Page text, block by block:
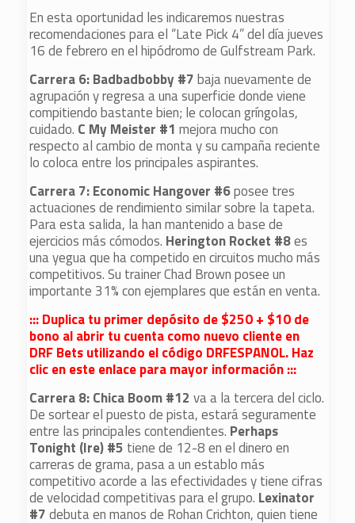
En esta oportunidad les indicaremos nuestras
recomendaciones para el “Late Pick 4” del día jueves
16 de febrero en el hipódromo de Gulfstream Park.
Carrera 6: Badbadbobby #7baja nuevamente de
agrupación y regresa a una superficie donde viene
compitiendo bastante bien; le colocan gríngolas,
cuidado. C My Meister #1mejora mucho con
respecto al cambio de monta y su campaña reciente
lo coloca entre los principales aspirantes.
Carrera 7: Economic Hangover #6posee tres
actuaciones de rendimiento similar sobre la tapeta.
Para esta salida, la han mantenido a base de
ejercicios más cómodos. Herington Rocket #8es
una yegua que ha competido en circuitos mucho más
competitivos. Su trainer Chad Brown posee un
importante 31% con ejemplares que están en venta.
::: Duplica tu primer depósito de $250 + $10 de
bono al abrir tu cuenta como nuevo cliente en
DRF Bets utilizando el código DRFESPANOL. Haz
clic en este enlace para mayor información :::
Carrera 8: Chica Boom #12va a la tercera del ciclo.
De sortear el puesto de pista, estará seguramente
entre las principales contendientes. Perhaps
Tonight (Ire) #5 tiene de 12-8 en el dinero en
carreras de grama, pasa a un establo más
competitivo acorde a las efectividades y tiene cifras
de velocidad competitivas para el grupo. Lexinator
#7debuta en manos de Rohan Crichton, quien tiene